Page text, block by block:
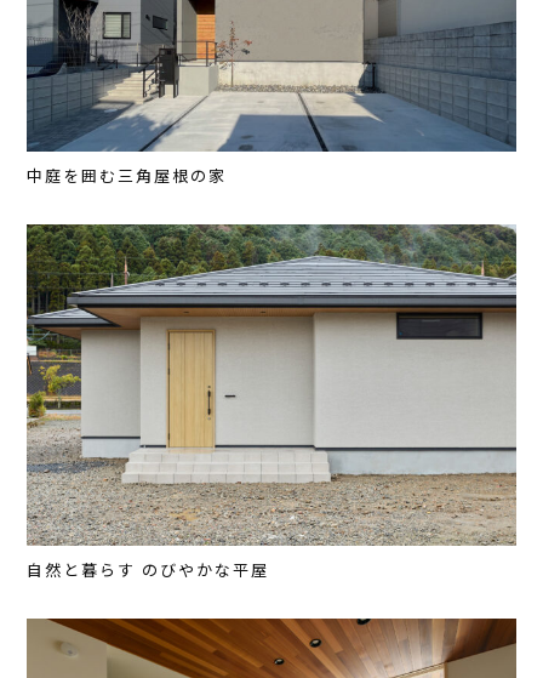
中庭を囲む三角屋根の家
自然と暮らす のびやかな平屋